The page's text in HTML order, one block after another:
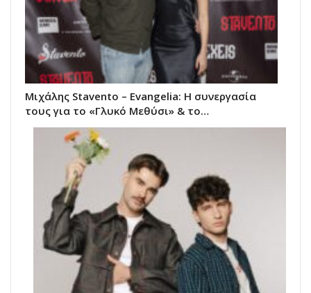
Μιχάλης Stavento – Evangelia: Η συνεργασία
τους για το «Γλυκό Μεθύσι» & το…